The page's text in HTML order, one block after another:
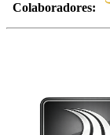
Colaboradores: